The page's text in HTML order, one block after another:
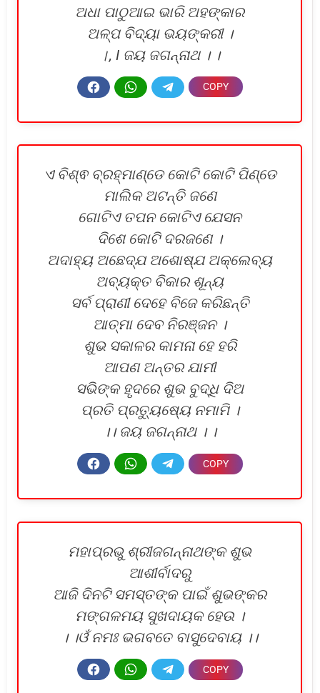
ଅଧା ପାଠୁଆଇ ଭାରି ଅହଙ୍କାର
ଅଳ୍ପ ବିଦ୍ୟା ଭୟଙ୍କରୀ ।
।, I ଜୟ ଜଗନ୍ନାଥ । ।
ଏ ବିଶ୍ଵ ବ୍ରହ୍ମାଣ୍ଡେ କୋଟି କୋଟି ପିଣ୍ଡେ
ମାଲିକ ଅଟନ୍ତି ଜଣେ
ଗୋଟିଏ ତପନ କୋଟିଏ ଯେସନ
ଦିଶେ କୋଟି ଦରଜଣେ ।
ଅଦାହ୍ୟ ଅଛେଦ୍ଯ ଅଶୋଷ୍ଯ ଅକ୍ଲେବ୍ୟ
ଅବ୍ୟକ୍ତ ବିକାର ଶୂନ୍ୟ
ସର୍ବ ପ୍ରାଣୀ ଦେହେ ବିଜେ କରିଛନ୍ତି
ଆତ୍ମା ଦେବ ନିରଞ୍ଜନ ।
ଶୁଭ ସକାଳର କାମନା ହେ ହରି
ଆପଣ ଅନ୍ତର ଯାମୀ
ସଭିଙ୍କ ହୃଦରେ ଶୁଭ ବୁଦ୍ଧି ଦିଅ
ପ୍ରତି ପ୍ରତ୍ୟୁଷ୍ୟେ ନମାମି ।
।। ଜୟ ଜଗନ୍ନାଥ । ।
ମହାପ୍ରଭୁ ଶ୍ରୀଜଗନ୍ନାଥଙ୍କ ଶୁଭ
ଆଶୀର୍ବାଦରୁ
ଆଜି ଦିନଟି ସମସ୍ତଙ୍କ ପାଇଁ ଶୁଭଙ୍କର
ମଙ୍ଗଳମୟ ସୁଖଦାୟକ ହେଉ ।
। ।ଓଁ ନମଃ ଭଗବତେ ବାସୁଦେବାୟ ।।